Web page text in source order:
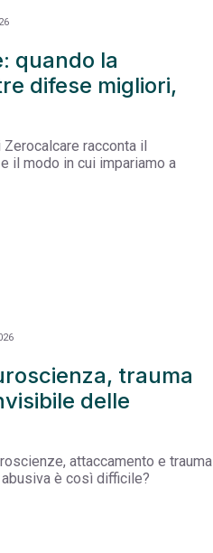
quando la
difese migliori,
racconta il
il modo in cui impariamo a
trauma
delle
attaccamento e trauma
è così difficile?